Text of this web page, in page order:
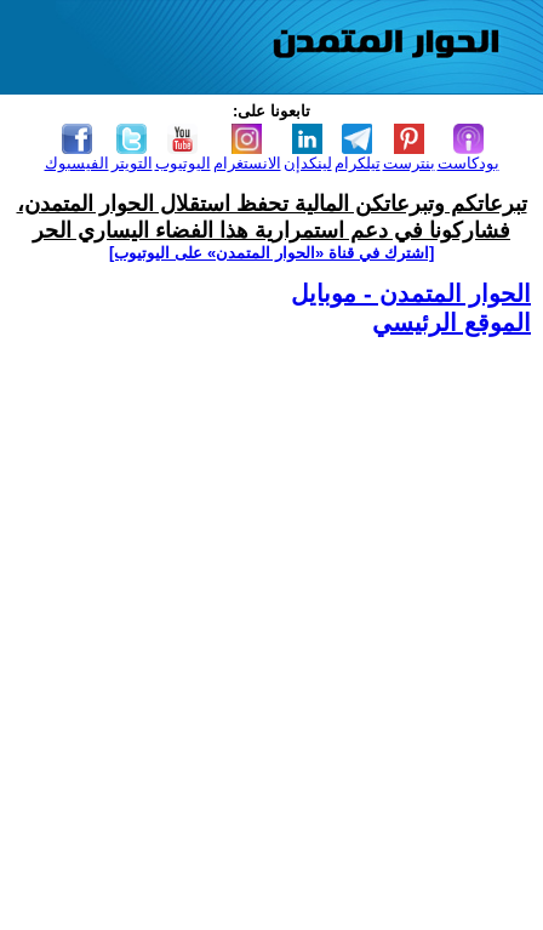
تابعونا على:
الفيسبوك التويتر اليوتيوب الانستغرام لينكدإن تيلكرامبنترست بودكاست
تبرعاتكم وتبرعاتكن المالية تحفظ استقلال الحوار المتمدن،
فشاركونا في دعم استمرارية هذا الفضاء اليساري الحر
[اشترك في قناة ‫«الحوار المتمدن» على اليوتيوب]
الحوار المتمدن - موبايل
الموقع الرئيسي